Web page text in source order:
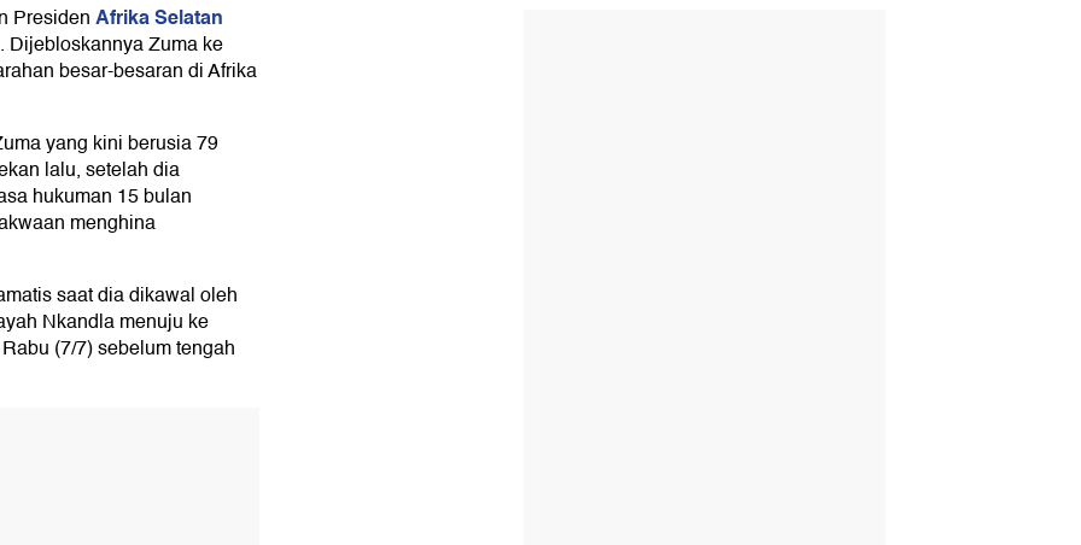
PresidenAfrika Selatan
Dijebloskannya Zuma ke
besar-besaran di Afrika
yang kini berusia 79
lalu, setelah dia
hukuman 15 bulan
menghina
saat dia dikawal oleh
Nkandla menuju ke
(7/7) sebelum tengah